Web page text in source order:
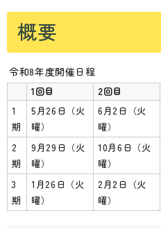
概要
令和8年度開催日程
1回目 2回目
1
期
5月26日（火
曜）
6月2日（火
曜）
2
期
9月29日（火
曜）
10月6日（火
曜）
3
期
1月26日（火
曜）
2月2日（火
曜）